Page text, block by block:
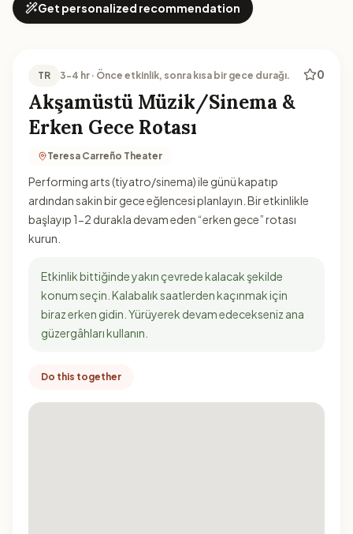
Get personalized recommendation
TR 3-4 hr · Önce etkinlik, sonra kısa bir gece durağı. 0
Akşamüstü Müzik/Sinema &
Erken Gece Rotası
Teresa Carreño Theater
Performing arts (tiyatro/sinema) ile günü kapatıp
ardından sakin bir gece eğlencesi planlayın. Bir etkinlikle
başlayıp 1-2 durakla devam eden “erken gece” rotası
kurun.
Etkinlik bittiğinde yakın çevrede kalacak şekilde
konum seçin. Kalabalık saatlerden kaçınmak için
biraz erken gidin. Yürüyerek devam edecekseniz ana
güzergâhları kullanın.
Do this together